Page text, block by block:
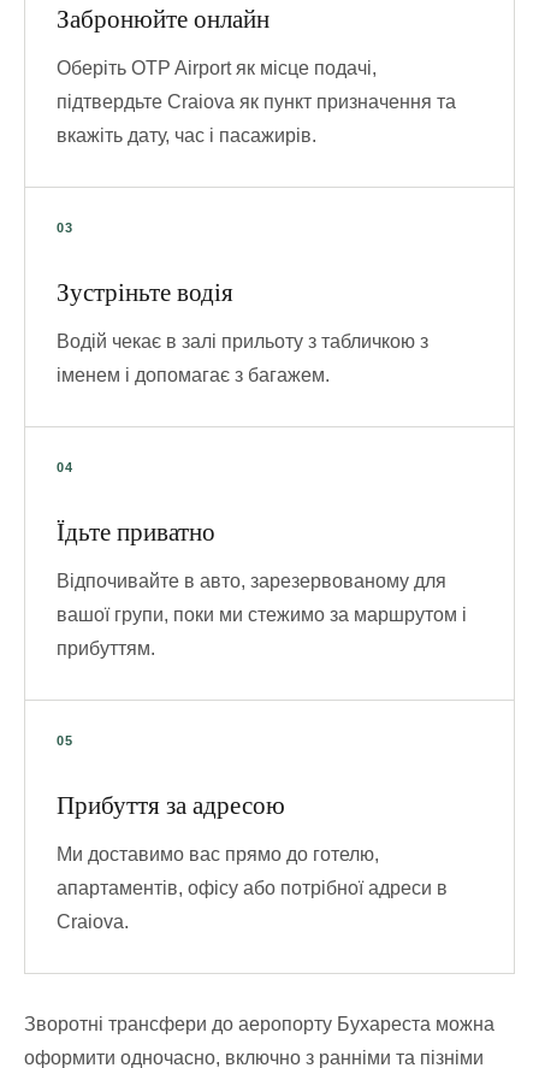
Забронюйте онлайн
Оберіть OTP Airport як місце подачі,
підтвердьте Craiova як пункт призначення та
вкажіть дату, час і пасажирів.
Зустріньте водія
Водій чекає в залі прильоту з табличкою з
іменем і допомагає з багажем.
Їдьте приватно
Відпочивайте в авто, зарезервованому для
вашої групи, поки ми стежимо за маршрутом і
прибуттям.
Прибуття за адресою
Ми доставимо вас прямо до готелю,
апартаментів, офісу або потрібної адреси в
Craiova.
Зворотні трансфери до аеропорту Бухареста можна
оформити одночасно, включно з ранніми та пізніми